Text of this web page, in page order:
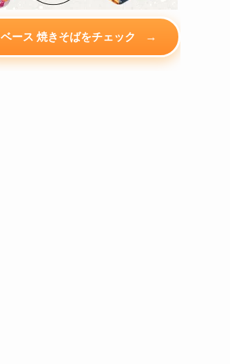
ベース 焼きそばをチェック →